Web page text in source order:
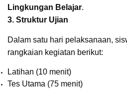
Lingkungan Belajar.
3. Struktur Ujian
Dalam satu hari pelaksanaan,
rangkaian kegiatan berikut:
Latihan (10 menit)
Tes Utama (75 menit)